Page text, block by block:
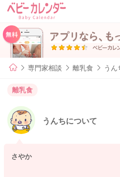
専門家相談 離乳食 うん
離乳食
うんちについて
さやか